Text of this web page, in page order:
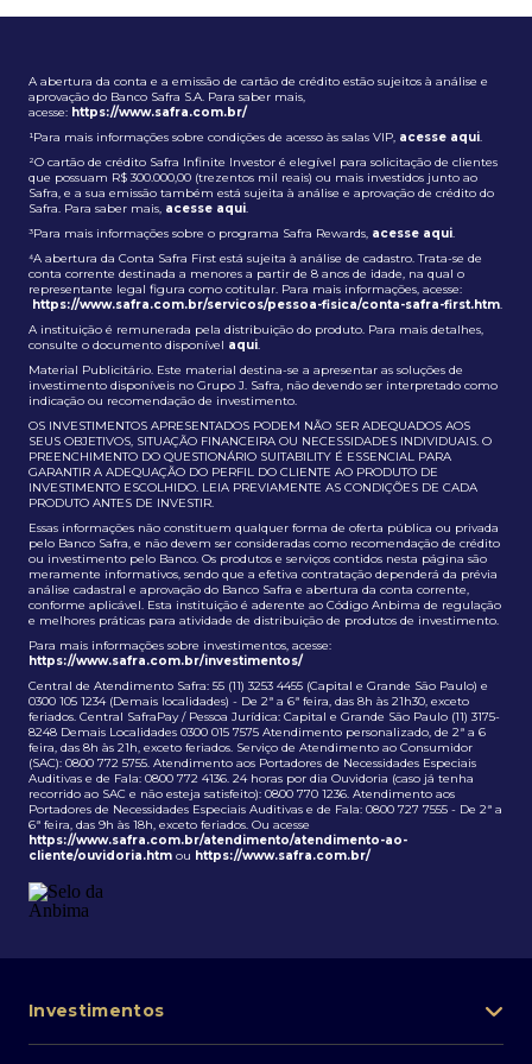
A abertura da conta e a emissão de cartão de crédito estão sujeitos à análise e
aprovação do Banco Safra S.A. Para saber mais,
acesse: https://www.safra.com.br/
¹Para mais informações sobre condições de acesso às salas VIP, acesse aqui.
²O cartão de crédito Safra Infinite Investor é elegível para solicitação de clientes
que possuam R$ 300.000,00 (trezentos mil reais) ou mais investidos junto ao
Safra, e a sua emissão também está sujeita à análise e aprovação de crédito do
Safra. Para saber mais, acesse aqui.
³Para mais informações sobre o programa Safra Rewards, acesse aqui.
⁴A abertura da Conta Safra First está sujeita à análise de cadastro. Trata-se de
conta corrente destinada a menores a partir de 8 anos de idade, na qual o
representante legal figura como cotitular. Para mais informações, acesse:
https://www.safra.com.br/servicos/pessoa-fisica/conta-safra-first.htm.
A instituição é remunerada pela distribuição do produto. Para mais detalhes,
consulte o documento disponível aqui.
Material Publicitário. Este material destina-se a apresentar as soluções de
investimento disponíveis no Grupo J. Safra, não devendo ser interpretado como
indicação ou recomendação de investimento.
OS INVESTIMENTOS APRESENTADOS PODEM NÃO SER ADEQUADOS AOS
SEUS OBJETIVOS, SITUAÇÃO FINANCEIRA OU NECESSIDADES INDIVIDUAIS. O
PREENCHIMENTO DO QUESTIONÁRIO SUITABILITY É ESSENCIAL PARA
GARANTIR A ADEQUAÇÃO DO PERFIL DO CLIENTE AO PRODUTO DE
INVESTIMENTO ESCOLHIDO. LEIA PREVIAMENTE AS CONDIÇÕES DE CADA
PRODUTO ANTES DE INVESTIR.
Essas informações não constituem qualquer forma de oferta pública ou privada
pelo Banco Safra, e não devem ser consideradas como recomendação de crédito
ou investimento pelo Banco. Os produtos e serviços contidos nesta página são
meramente informativos, sendo que a efetiva contratação dependerá da prévia
análise cadastral e aprovação do Banco Safra e abertura da conta corrente,
conforme aplicável. Esta instituição é aderente ao Código Anbima de regulação
e melhores práticas para atividade de distribuição de produtos de investimento.
Para mais informações sobre investimentos, acesse:
https://www.safra.com.br/investimentos/
Central de Atendimento Safra: 55 (11) 3253 4455 (Capital e Grande São Paulo) e
0300 105 1234 (Demais localidades) - De 2ª a 6ª feira, das 8h às 21h30, exceto
feriados. Central SafraPay / Pessoa Jurídica: Capital e Grande São Paulo (11) 3175-
8248 Demais Localidades 0300 015 7575 Atendimento personalizado, de 2ª a 6
feira, das 8h às 21h, exceto feriados. Serviço de Atendimento ao Consumidor
(SAC): 0800 772 5755. Atendimento aos Portadores de Necessidades Especiais
Auditivas e de Fala: 0800 772 4136. 24 horas por dia Ouvidoria (caso já tenha
recorrido ao SAC e não esteja satisfeito): 0800 770 1236. Atendimento aos
Portadores de Necessidades Especiais Auditivas e de Fala: 0800 727 7555 - De 2ª a
6ª feira, das 9h às 18h, exceto feriados. Ou acesse
https://www.safra.com.br/atendimento/atendimento-ao-
cliente/ouvidoria.htm ou https://www.safra.com.br/
Investimentos